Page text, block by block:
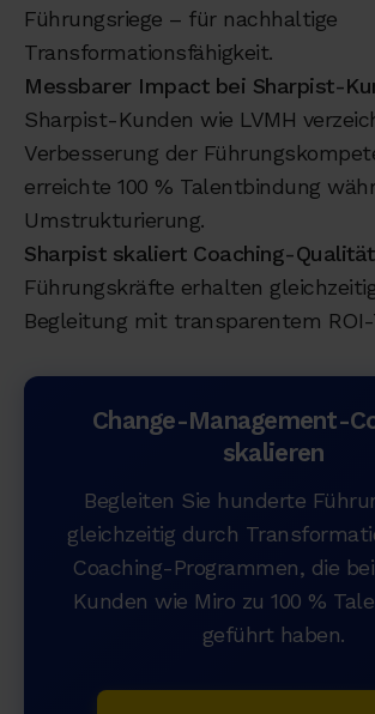
Führungsriege – für nachhaltige
Transformationsfähigkeit.
Messbarer Impact bei Sharpist-
Sharpist-Kunden wie LVMH
Verbesserung der
erreichte 100 % Talentbindung
Umstrukturierung.
Sharpist skaliert Coaching-
Führungskräfte erhalten
Begleitung mit transparentem ROI-
Change-Management-
skalieren
Begleiten Sie hunderte
gleichzeitig durch
Coaching-Programmen, die
Kunden wie Miro zu 100 %
geführt haben.